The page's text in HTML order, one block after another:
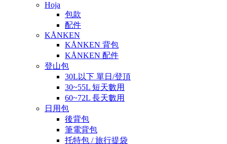
Hoja
包款
配件
KÅNKEN
KÅNKEN 背包
KÅNKEN 配件
登山包
30L以下 單日/登頂
30~55L 短天數用
60~72L 長天數用
日用包
後背包
筆電背包
托特包 / 旅行提袋